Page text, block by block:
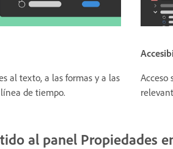
al texto, a las formas y a las
de tiempo.
Acceso
al panel Propiedades